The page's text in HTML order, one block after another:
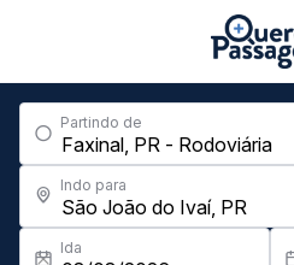
Partindo de
Indo para
Ida